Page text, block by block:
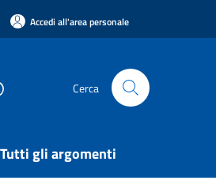
Accedi all'area personale
Cerca
Tutti gli argomenti